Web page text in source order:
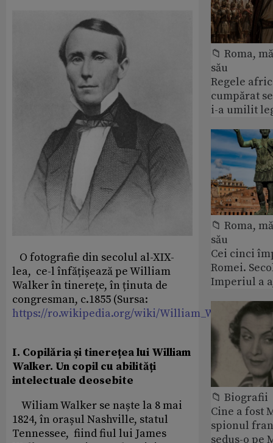
O fotografie din secolul al-XIX-
lea, ce-l înfățișează pe William
Walker în tinerețe, în ținuta de
congresman, c.1855 (Sursa:
https://ro.wikipedia.org/wiki/William_Walker)
I. Copilăria și tinerețea lui William
Walker. Un copil cu abilități
intelectuale deosebite
Wiliam Walker se naște la 8 mai
1824, în orașul Nashville, statul
Tennessee, fiind fiul lui James
📁 Roma,
său
Regele
cumpărat
i-a umilit
📁 Roma,
său
Cei cinci
Romei.
Imperiul a
📁 Biografii
Cine a fost
spionul
sedus-o pe